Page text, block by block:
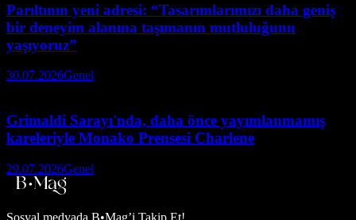
Parıltının yeni adresi: “Tasarımlarımızı daha geniş
bir deneyim alanına taşımanın mutluluğunu
yaşıyoruz”
30.07.2026Genel
Grimaldi Sarayı'nda, daha önce yayımlanmamış
kareleriyle Monako Prensesi Charlene
29.07.2026Genel
Sosyal medyada B•Mag’i Takip Et!